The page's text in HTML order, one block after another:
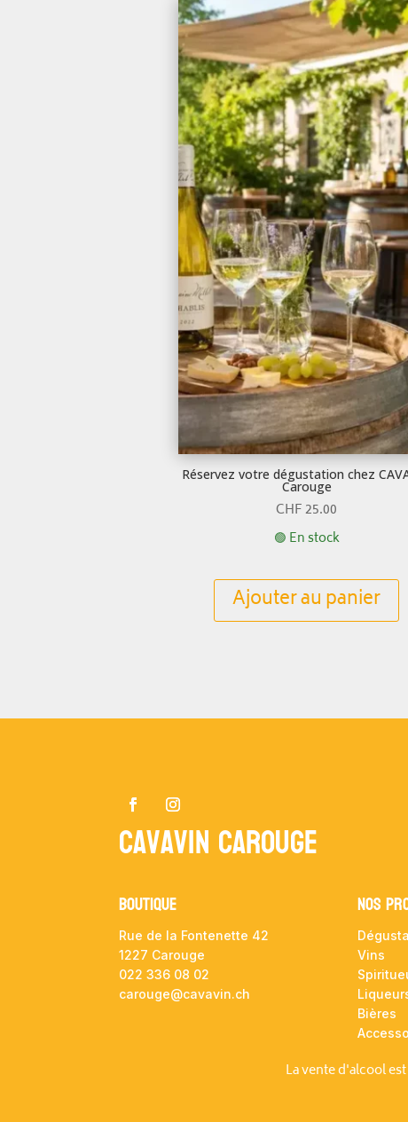
Réservez votre dégustation chez
Carouge
CHF25.00
🟢 En stock
Ajouter au panier
Cavavin Carouge
Boutique
Rue de la Fontenette 42
1227 Carouge
022 336 08 02
carouge@cavavin.ch
NOS
Vins
Bières
La vente d'alcool